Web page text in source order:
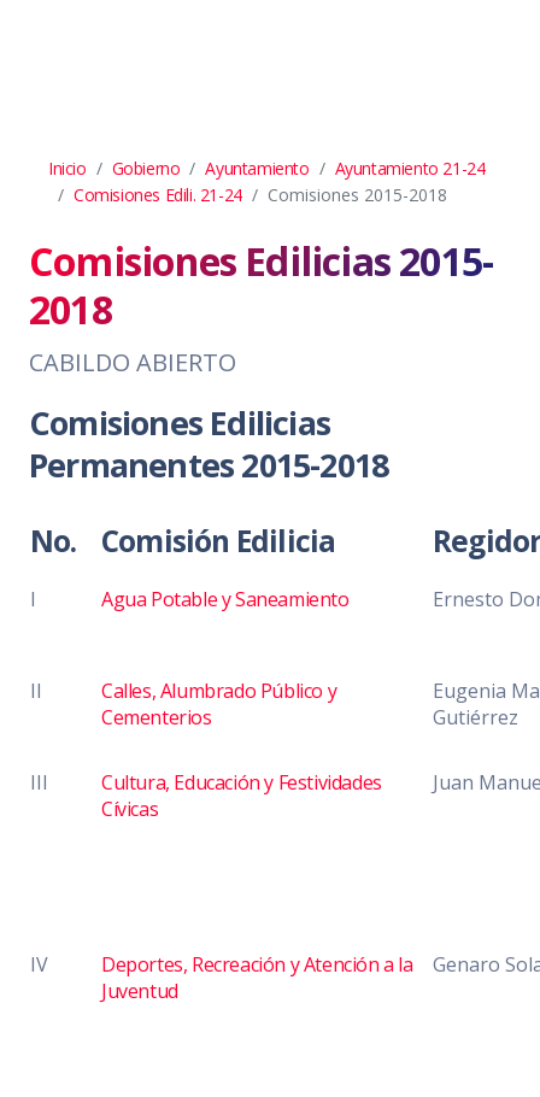
Inicio Gobierno Ayuntamiento
Ayuntamiento 21-24
Comisiones Edili. 21-24
Comisiones 2015-2018
Comisiones Edilicias 2015-
2018
CABILDO ABIERTO
Comisiones Edilicias
Permanentes 2015-2018
No. Comisión Edilicia
I Agua Potable y Saneamiento Ernesto
II
Calles, Alumbrado Público y
Cementerios
Eugenia
Gutiérrez
III
Cultura, Educación y Festividades
Cívicas
Juan
IV
Deportes, Recreación y Atención a la
Juventud
Genaro